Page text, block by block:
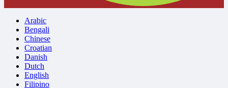
Arabic
Bengali
Chinese
Croatian
Danish
Dutch
English
Filipino